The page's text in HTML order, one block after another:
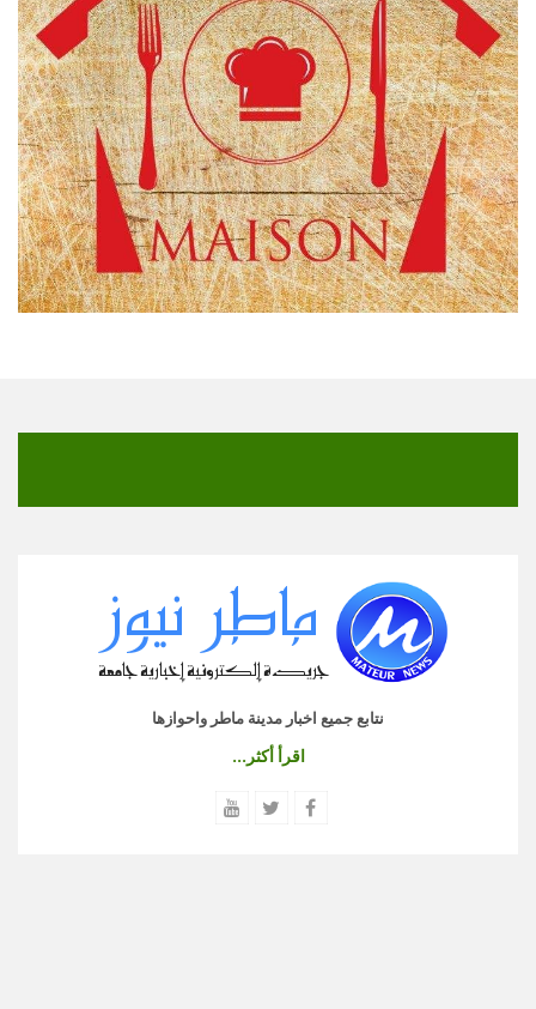
نتابع جميع اخبار مدينة ماطر واحوازها
اقرأ أكثر...